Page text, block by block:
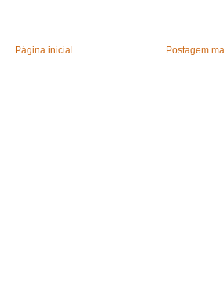
Postagem
Página inicial